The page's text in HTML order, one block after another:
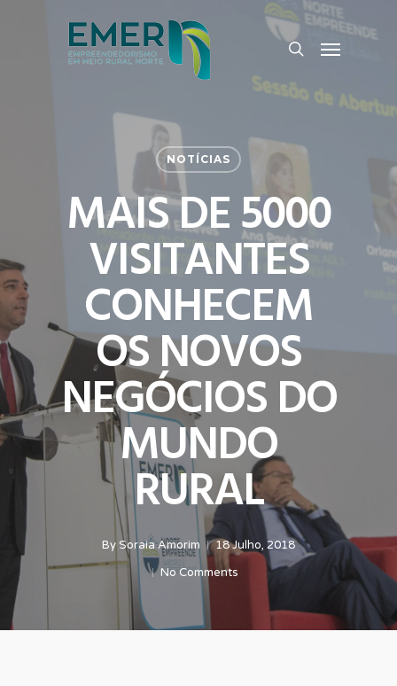
search
Menu
NOTÍCIAS
MAIS DE 5000
VISITANTES
CONHECEM
OS NOVOS
NEGÓCIOS DO
MUNDO
RURAL
By Soraia Amorim
18 Julho, 2018
No Comments